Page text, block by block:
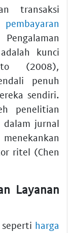
transaksi
kunci
(2008),
penuh
sendiri.
penelitian
jurnal
ritel (Chen
Layanan
harga